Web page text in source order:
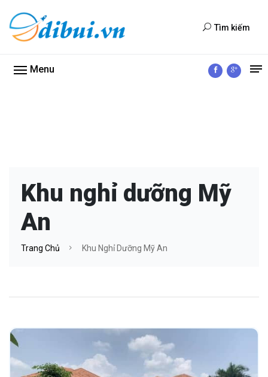
Tìm kiếm
Menu
Khu nghỉ dưỡng Mỹ
An
Trang Chủ Khu Nghỉ Dưỡng Mỹ An